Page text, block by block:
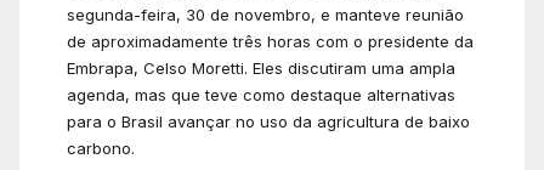
segunda-feira, 30 de novembro, e manteve reunião
de aproximadamente três horas com o presidente da
Embrapa, Celso Moretti. Eles discutiram uma ampla
agenda, mas que teve como destaque alternativas
para o Brasil avançar no uso da agricultura de baixo
carbono.